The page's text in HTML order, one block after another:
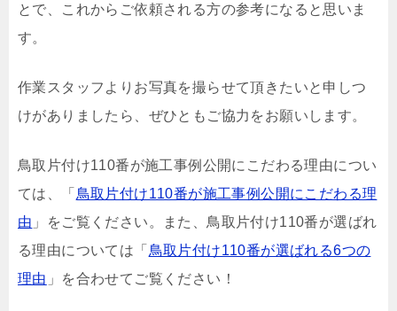
とで、これからご依頼される方の参考になると思いま
す。
作業スタッフよりお写真を撮らせて頂きたいと申しつ
けがありましたら、ぜひともご協力をお願いします。
鳥取片付け110番が施工事例公開にこだわる理由につい
ては、「 鳥取片付け110番が施工事例公開にこだわる理
由 」をご覧ください。また、鳥取片付け110番が選ばれ
る理由については「 鳥取片付け110番が選ばれる6つの
理由 」を合わせてご覧ください！